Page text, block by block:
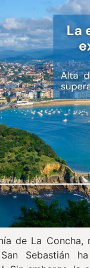
de La
Sebastián